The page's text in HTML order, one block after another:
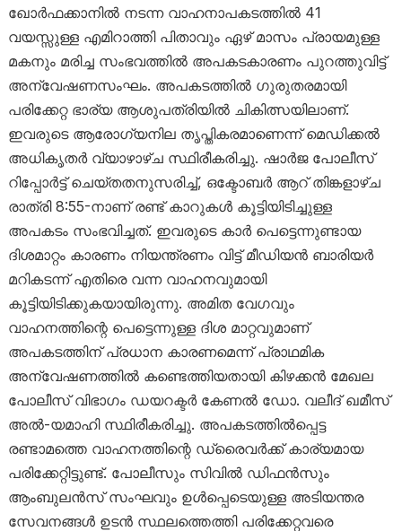
ഖോർഫക്കാനിൽ നടന്ന വാഹനാപകടത്തിൽ 41
വയസ്സുള്ള എമിറാത്തി പിതാവും ഏഴ് മാസം പ്രായമുള്ള
മകനും മരിച്ച സംഭവത്തില്‍ അപകടകാരണം പുറത്തുവിട്ട്
അന്വേഷണസംഘം. അപകടത്തിൽ ഗുരുതരമായി
പരിക്കേറ്റ ഭാര്യ ആശുപത്രിയിൽ ചികിത്സയിലാണ്.
ഇവരുടെ ആരോഗ്യനില തൃപ്തികരമാണെന്ന് മെഡിക്കൽ
അധികൃതർ വ്യാഴാഴ്ച സ്ഥിരീകരിച്ചു. ഷാർജ പോലീസ്
റിപ്പോർട്ട് ചെയ്തതനുസരിച്ച്, ഒക്ടോബർ ആറ് തിങ്കളാഴ്ച
രാത്രി 8:55-നാണ് രണ്ട് കാറുകൾ കൂട്ടിയിടിച്ചുള്ള
അപകടം സംഭവിച്ചത്. ഇവരുടെ കാര്‍ പെട്ടെന്നുണ്ടായ
ദിശമാറ്റം കാരണം നിയന്ത്രണം വിട്ട് മീഡിയൻ ബാരിയർ
മറികടന്ന് എതിരെ വന്ന വാഹനവുമായി
കൂട്ടിയിടിക്കുകയായിരുന്നു. അമിത വേഗവും
വാഹനത്തിന്റെ പെട്ടെന്നുള്ള ദിശ മാറ്റവുമാണ്
അപകടത്തിന് പ്രധാന കാരണമെന്ന് പ്രാഥമിക
അന്വേഷണത്തിൽ കണ്ടെത്തിയതായി കിഴക്കൻ മേഖല
പോലീസ് വിഭാഗം ഡയറക്ടർ കേണൽ ഡോ. വലീദ് ഖമീസ്
അൽ-യമാഹി സ്ഥിരീകരിച്ചു. അപകടത്തിൽപ്പെട്ട
രണ്ടാമത്തെ വാഹനത്തിന്റെ ഡ്രൈവർക്ക് കാര്യമായ
പരിക്കേറ്റിട്ടുണ്ട്. പോലീസും സിവിൽ ഡിഫൻസും
ആംബുലൻസ് സംഘവും ഉൾപ്പെടെയുള്ള അടിയന്തര
സേവനങ്ങൾ ഉടൻ സ്ഥലത്തെത്തി പരിക്കേറ്റവരെ